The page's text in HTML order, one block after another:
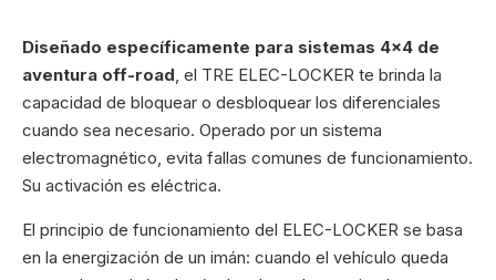
Diseñado específicamente para sistemas 4×4 de
aventura off-road, el TRE ELEC-LOCKER te brinda la
capacidad de bloquear o desbloquear los diferenciales
cuando sea necesario. Operado por un sistema
electromagnético, evita fallas comunes de funcionamiento.
Su activación es eléctrica.
El principio de funcionamiento del ELEC-LOCKER se basa
en la energización de un imán: cuando el vehículo queda